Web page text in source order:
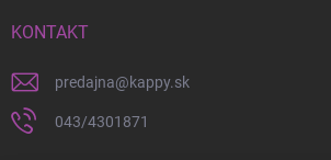
KONTAKT
predajna@kappy.sk
043/4301871